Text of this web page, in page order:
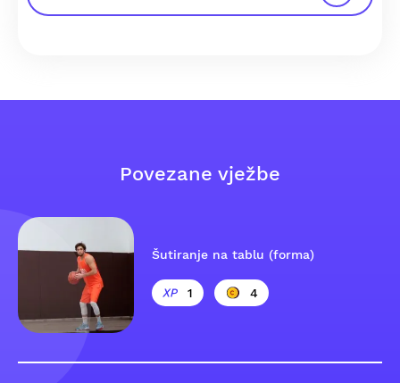
Povezane vježbe
Šutiranje na tablu (forma)
1 4